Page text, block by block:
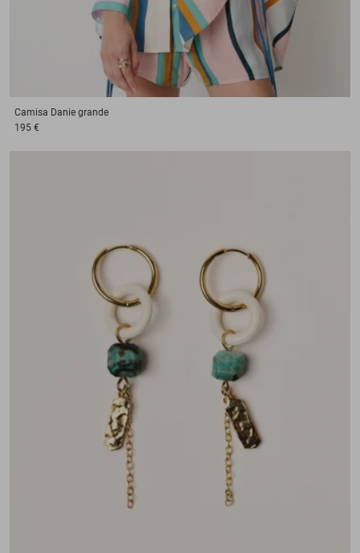
Camisa Danie grande
195 €